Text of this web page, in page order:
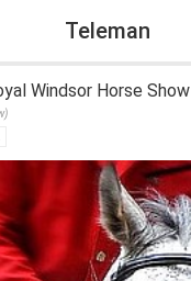
Teleman
Windsor Horse Show